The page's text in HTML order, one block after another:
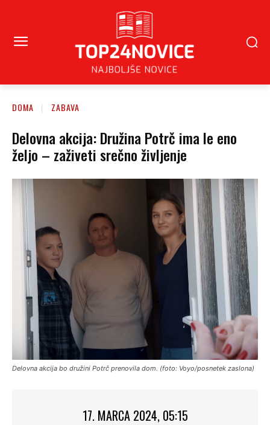
DOMA ZABAVA
Delovna akcija: Družina Potrč ima le eno
željo – zaživeti srečno življenje
Delovna akcija bo družini Potrč prenovila dom. (foto: Voyo/posnetek zaslona)
17. MARCA 2024, 05:15